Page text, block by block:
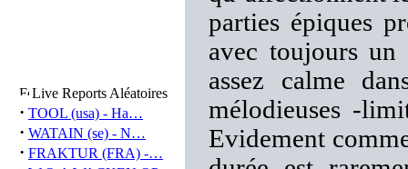
Live Reports Aléatoires
· TOOL (usa) - Ha…
· WATAIN (se) - N…
· FRAKTUR (FRA) -…
parties épiques
avec toujours
assez calme
mélodieuses -
Evidement